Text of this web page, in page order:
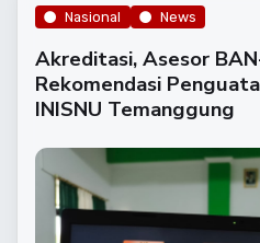
Nasional News
Akreditasi, Asesor
Rekomendasi
INISNU Temanggung